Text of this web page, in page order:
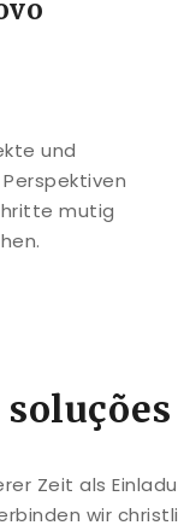
und
mutig
Zeit als
wir